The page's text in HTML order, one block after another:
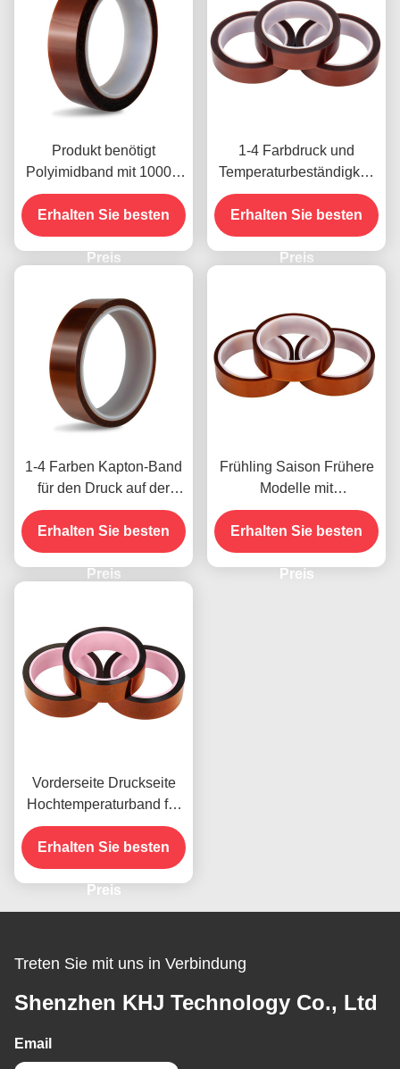
Produkt benötigt
Polyimidband mit 1000V
Spannungsfestigkeit
Erhalten Sie besten
Preis
1-4 Farbdruck und
Temperaturbeständigkeit
-10C-80C
Zahlungsmethode mit
Kreditkarte für frühere
Modelle
Erhalten Sie besten
Preis
1-4 Farben Kapton-Band
für den Druck auf der
Vorderseite
Erhalten Sie besten
Preis
Frühling Saison Frühere
Modelle mit
Feuchtigkeitsbeständigke
it und 2,5N/25mm
Schälfestigkeit
Erhalten Sie besten
Preis
Vorderseite Druckseite
Hochtemperaturband für
das vorhandene Produkt
Erhalten Sie besten
Preis
Treten Sie mit uns in Verbindung
Shenzhen KHJ Technology Co., Ltd
Email